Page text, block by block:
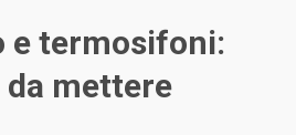
e termosifoni:
mettere